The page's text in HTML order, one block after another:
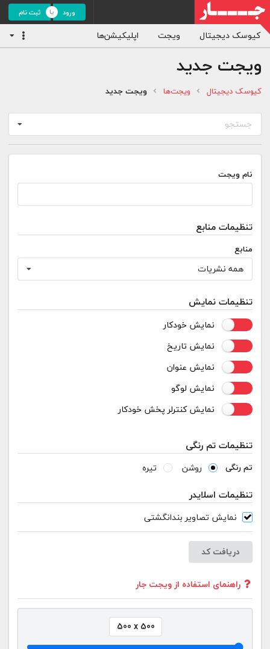
ورود ثبت نام
کیوسک دیجیتال ویجت اپلیکیشن‌ها
ویجت جدید
کیوسک دیجیتال ویجت‌ها ویجت جدید
جستجو
نام ویجت
تنظیمات منابع
منابع
همه نشریات
تنظیمات نمایش
نمایش خودکار
نمایش تاریخ
نمایش عنوان
نمایش لوگو
نمایش کنترلر پخش خودکار
تنظیمات تم رنگی
تم رنگی روشن تیره
تنظیمات اسلایدر
نمایش تصاویر بندانگشتی
دریافت کد
راهنمای استفاده از ویجت جار
500 x 500